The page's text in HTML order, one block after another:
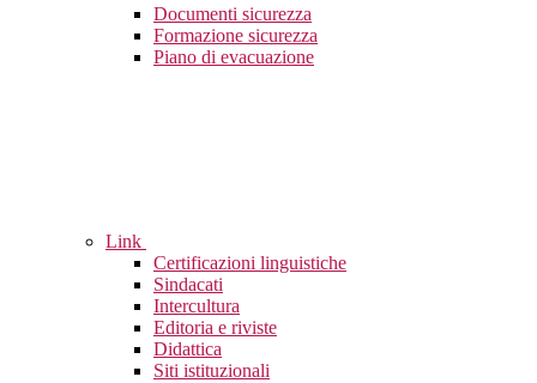
Documenti sicurezza
Formazione sicurezza
Piano di evacuazione
Link
Certificazioni linguistiche
Sindacati
Intercultura
Editoria e riviste
Didattica
Siti istituzionali